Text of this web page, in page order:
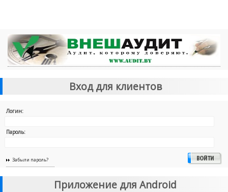
Вход для клиентов
Логин:
Пароль:
Забыли пароль?
Приложение для Android